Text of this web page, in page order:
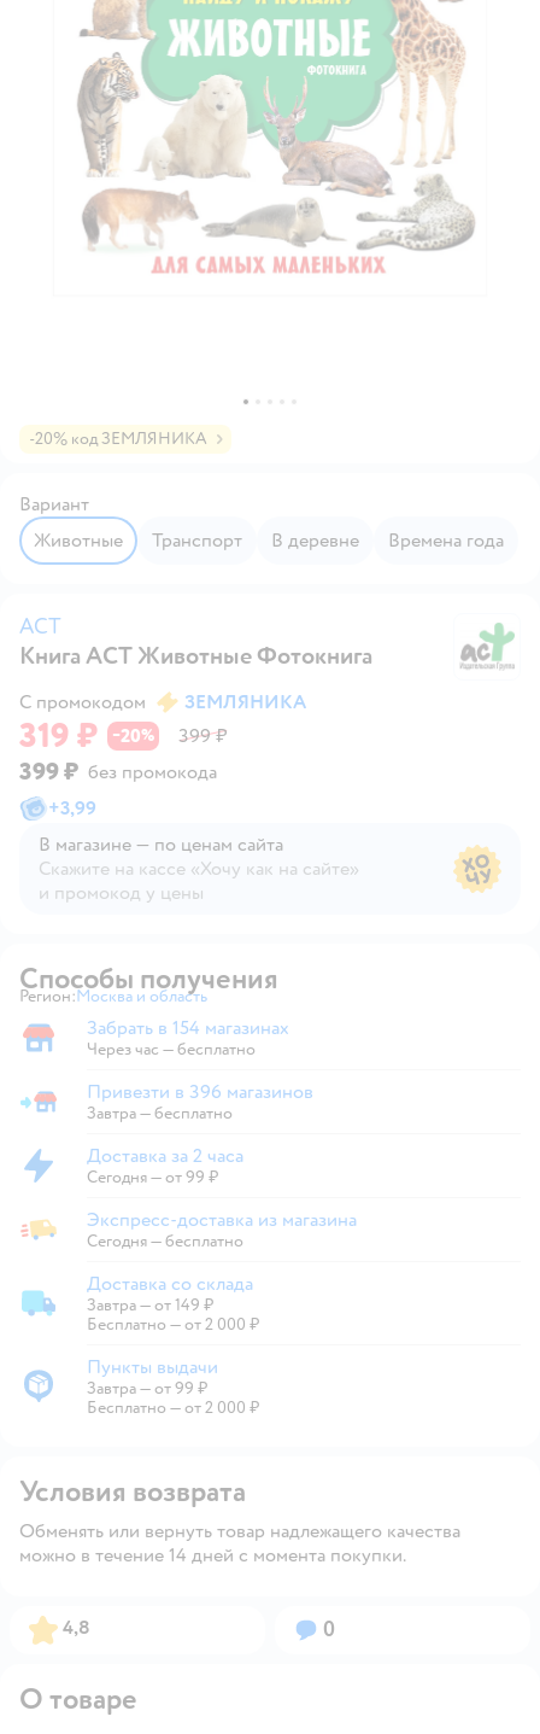
-20% код ЗЕМЛЯНИКА
Вариант
Животные
Транспорт В деревне Времена года
АСТ
Книга АСТ Животные Фотокнига
С промокодом
ЗЕМЛЯНИКА
319 ₽ −20% 399 ₽
399 ₽ без промокода
+3,99
В магазине — по ценам сайта
Скажите на кассе «Хочу как на сайте»
и промокод у цены
Способы получения
Регион: Выбор адреса доставки.
Москва и область
Забрать в магазине
Забрать в 154 магазинах
Через час — бесплатно
Привезти в магазин
Привезти в 396 магазинов
Завтра—бесплатно
Доставка за 2 часа
Доставка за 2 часа
Сегодня—от 99 ₽
Экспресс-доставка из магазина
Экспресс-доставка из магазина
Сегодня—бесплатно
Доставка со склада
Доставка со склада
Завтра—от 149 ₽
Бесплатно — от 2 000 ₽
Пункты выдачи
Пункты выдачи
Завтра—от 99 ₽
Бесплатно — от 2 000 ₽
Условия возврата
Обменять или вернуть товар надлежащего качества
можно в течение 14 дней с момента покупки.
Рейтинг:
4,8 Вопросов:
0
О товаре